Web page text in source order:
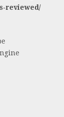
reviewed/